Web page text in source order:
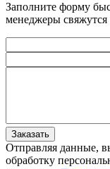
Заполните форму
менеджеры
Заказать
Отправляя данные,
обработку